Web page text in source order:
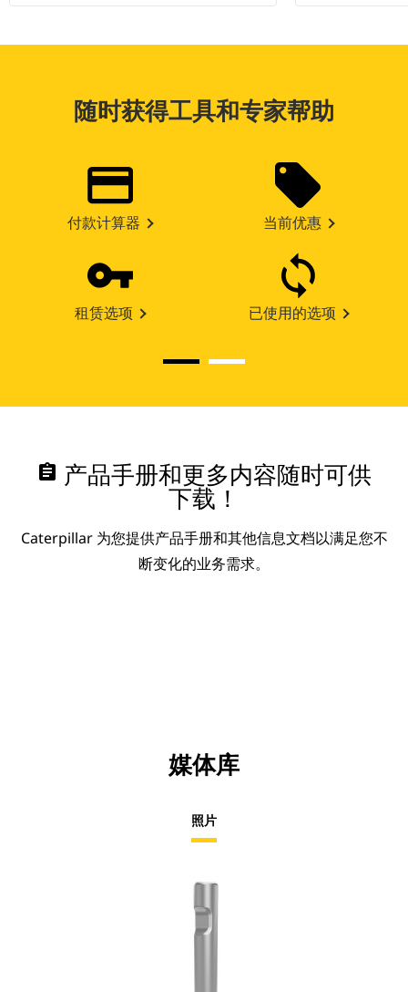
随时获得工具和专家帮助
付款计算器 当前优惠
租赁选项 已使用的选项
assignment 产品手册和更多内容随时可供
下载！
Caterpillar 为您提供产品手册和其他信息文档以满足您不
断变化的业务需求。
媒体库
照片